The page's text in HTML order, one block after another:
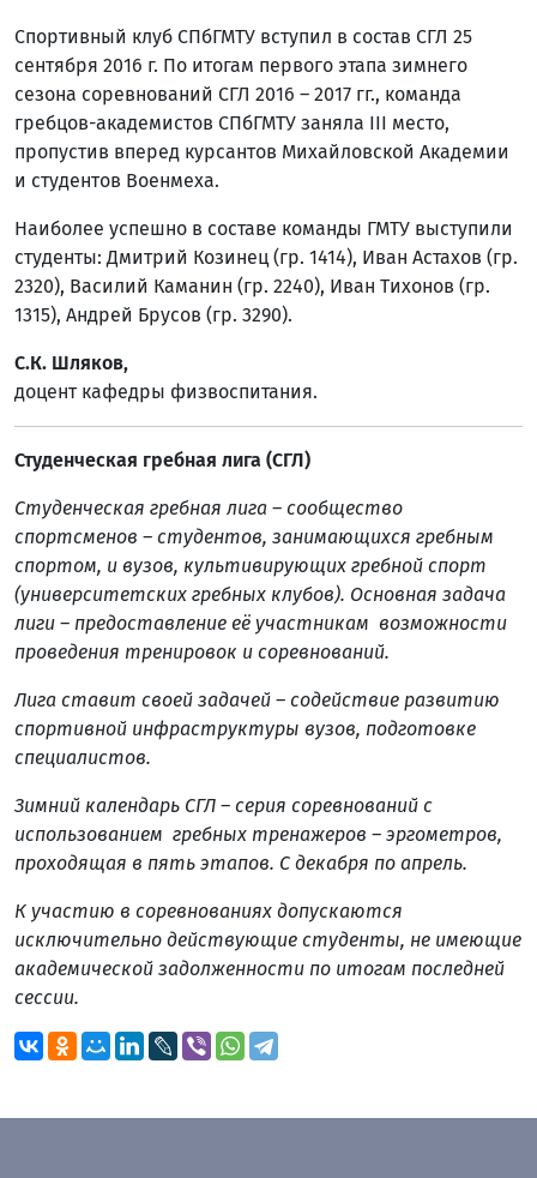
Спортивный клуб СПбГМТУ вступил в состав СГЛ 25
сентября 2016 г. По итогам первого этапа зимнего
сезона соревнований СГЛ 2016 – 2017 гг., команда
гребцов-академистов СПбГМТУ заняла III место,
пропустив вперед курсантов Михайловской Академии
и студентов Военмеха.
Наиболее успешно в составе команды ГМТУ выступили
студенты: Дмитрий Козинец (гр. 1414), Иван Астахов (гр.
2320), Василий Каманин (гр. 2240), Иван Тихонов (гр.
1315), Андрей Брусов (гр. 3290).
С.К. Шляков,
доцент кафедры физвоспитания.
Студенческая гребная лига (СГЛ)
Студенческая гребная лига – сообщество
спортсменов – студентов, занимающихся гребным
спортом, и вузов, культивирующих гребной спорт
(университетских гребных клубов). Основная задача
лиги – предоставление её участникам возможности
проведения тренировок и соревнований.
Лига ставит своей задачей – содействие развитию
спортивной инфраструктуры вузов, подготовке
специалистов.
Зимний календарь СГЛ – серия соревнований с
использованием гребных тренажеров – эргометров,
проходящая в пять этапов. С декабря по апрель.
К участию в соревнованиях допускаются
исключительно действующие студенты, не имеющие
академической задолженности по итогам последней
сессии.